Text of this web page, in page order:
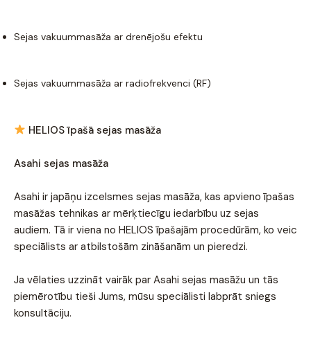
Sejas vakuummasāža ar drenējošu efektu
Sejas vakuummasāža ar radiofrekvenci (RF)
HELIOS īpašā sejas masāža
Asahi sejas masāža
Asahi ir japāņu izcelsmes sejas masāža, kas apvieno īpašas
masāžas tehnikas ar mērķtiecīgu iedarbību uz sejas
audiem. Tā ir viena no HELIOS īpašajām procedūrām, ko veic
speciālists ar atbilstošām zināšanām un pieredzi.
Ja vēlaties uzzināt vairāk par Asahi sejas masāžu un tās
piemērotību tieši Jums, mūsu speciālisti labprāt sniegs
konsultāciju.